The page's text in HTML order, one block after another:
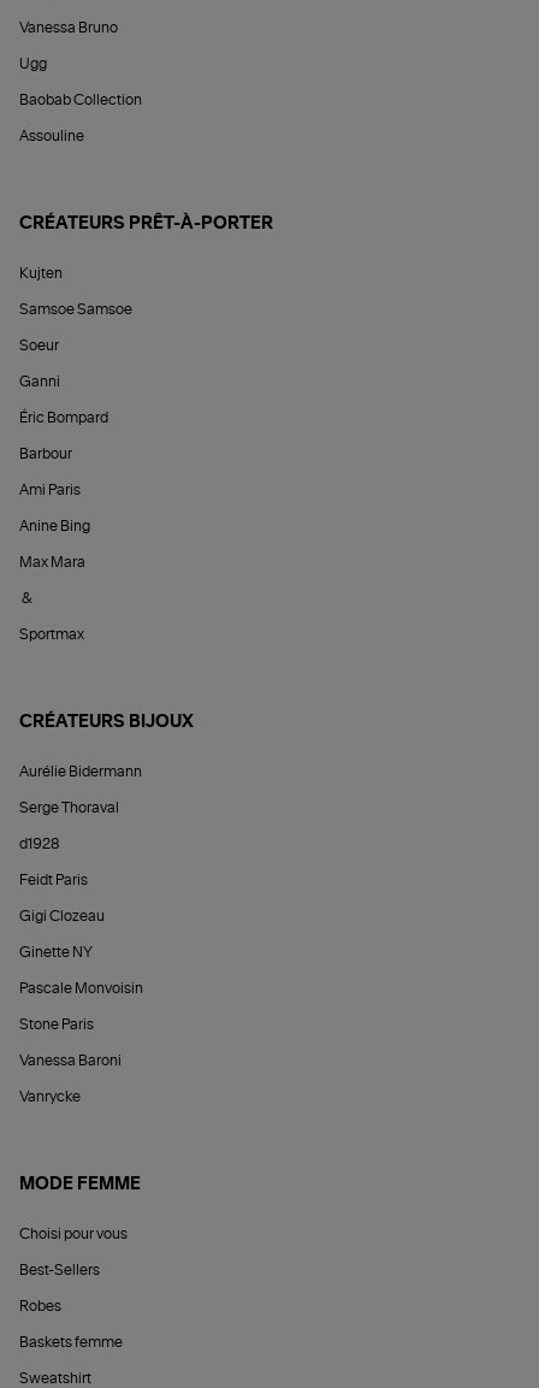
Vanessa Bruno
Ugg
Baobab Collection
Assouline
CRÉATEURS PRÊT-À-PORTER
Kujten
Samsoe Samsoe
Soeur
Ganni
Éric Bompard
Barbour
Ami Paris
Anine Bing
Max Mara
&
Sportmax
CRÉATEURS BIJOUX
Aurélie Bidermann
Serge Thoraval
d1928
Feidt Paris
Gigi Clozeau
Ginette NY
Pascale Monvoisin
Stone Paris
Vanessa Baroni
Vanrycke
MODE FEMME
Choisi pour vous
Best-Sellers
Robes
Baskets femme
Sweatshirt